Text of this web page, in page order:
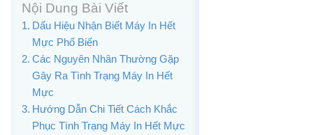
Nội Dung Bài Viết
Dấu Hiệu Nhận Biết Máy In Hết
Mực Phổ Biến
Các Nguyên Nhân Thường Gặp
Gây Ra Tình Trạng Máy In Hết
Mực
Hướng Dẫn Chi Tiết Cách Khắc
Phục Tình Trạng Máy In Hết Mực